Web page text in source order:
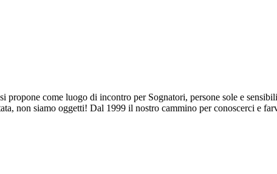
propone come luogo di incontro per Sognatori, persone sole e
non siamo oggetti! Dal 1999 il nostro cammino per conoscerci e